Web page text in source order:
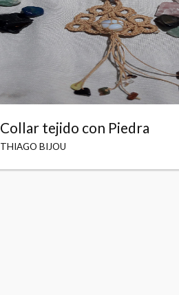
Collar tejido con Piedra
THIAGO BIJOU